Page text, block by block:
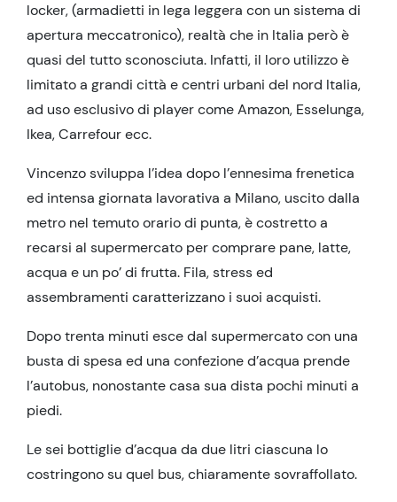
locker, (armadietti in lega leggera con un sistema di
apertura meccatronico), realtà che in Italia però è
quasi del tutto sconosciuta. Infatti, il loro utilizzo è
limitato a grandi città e centri urbani del nord Italia,
ad uso esclusivo di player come Amazon, Esselunga,
Ikea, Carrefour ecc.
Vincenzo sviluppa l’idea dopo l’ennesima frenetica
ed intensa giornata lavorativa a Milano, uscito dalla
metro nel temuto orario di punta, è costretto a
recarsi al supermercato per comprare pane, latte,
acqua e un po’ di frutta. Fila, stress ed
assembramenti caratterizzano i suoi acquisti.
Dopo trenta minuti esce dal supermercato con una
busta di spesa ed una confezione d’acqua prende
l’autobus, nonostante casa sua dista pochi minuti a
piedi.
Le sei bottiglie d’acqua da due litri ciascuna lo
costringono su quel bus, chiaramente sovraffollato.